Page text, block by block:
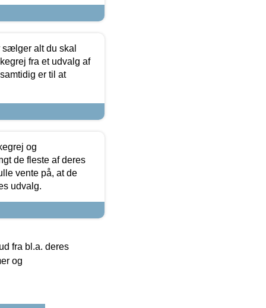
alt du skal
fra et udvalg af
er til at
og
de fleste af deres
vente på, at de
udvalg.
fra bl.a. deres
og